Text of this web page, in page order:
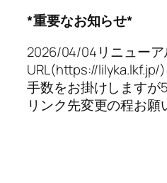
*重要なお知らせ*
2026/04/04リニュー
URL(https://
手数をお掛けしますが
リンク先変更の程お願